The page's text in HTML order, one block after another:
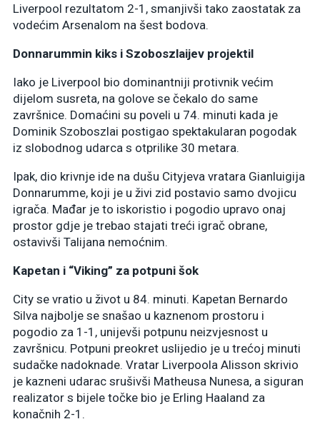
Liverpool rezultatom 2-1, smanjivši tako zaostatak za
vodećim Arsenalom na šest bodova.
Donnarummin kiks i Szoboszlaijev projektil
Iako je Liverpool bio dominantniji protivnik većim
dijelom susreta, na golove se čekalo do same
završnice. Domaćini su poveli u 74. minuti kada je
Dominik Szoboszlai postigao spektakularan pogodak
iz slobodnog udarca s otprilike 30 metara.
Ipak, dio krivnje ide na dušu Cityjeva vratara Gianluigija
Donnarumme, koji je u živi zid postavio samo dvojicu
igrača. Mađar je to iskoristio i pogodio upravo onaj
prostor gdje je trebao stajati treći igrač obrane,
ostavivši Talijana nemoćnim.
Kapetan i “Viking” za potpuni šok
City se vratio u život u 84. minuti. Kapetan Bernardo
Silva najbolje se snašao u kaznenom prostoru i
pogodio za 1-1, unijevši potpunu neizvjesnost u
završnicu. Potpuni preokret uslijedio je u trećoj minuti
sudačke nadoknade. Vratar Liverpoola Alisson skrivio
je kazneni udarac srušivši Matheusa Nunesa, a siguran
realizator s bijele točke bio je Erling Haaland za
konačnih 2-1.